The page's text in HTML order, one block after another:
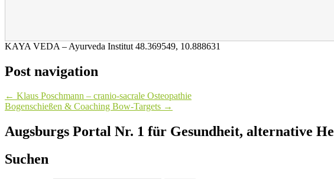
KAYA VEDA – Ayurveda Institut 48.369549, 10.888631
Post navigation
← Klaus Poschmann – cranio-sacrale Osteopathie
Bogenschießen & Coaching Bow-Targets →
Augsburgs Portal Nr. 1 für Gesundheit, alternative
Suchen